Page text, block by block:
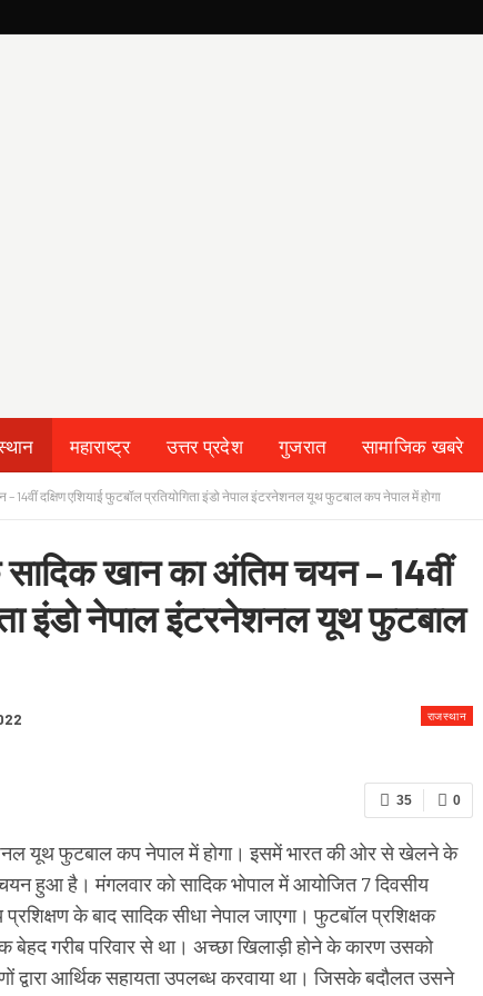
महाराष्ट्र उत्तर प्रदेश गुजरात सामाजिक खबरे
CONDITION
दक्षिण एशियाई फुटबॉल प्रतियोगिता इंडो नेपाल इंटरनेशनल यूथ फुटबाल कप नेपाल में होगा
खान का अंतिम चयन – 14वीं
इंडो नेपाल इंटरनेशनल यूथ फुटबाल
राजस्थान
0
35
यूथ फुटबाल कप नेपाल में होगा। इसमें भारत की ओर से खेलने के
हुआ है। मंगलवार को सादिक भोपाल में आयोजित 7 दिवसीय
के बाद सादिक सीधा नेपाल जाएगा। फुटबॉल प्रशिक्षक
बेहद गरीब परिवार से था। अच्छा खिलाड़ी होने के कारण उसको
द्वारा आर्थिक सहायता उपलब्ध करवाया था। जिसके बदौलत उसने